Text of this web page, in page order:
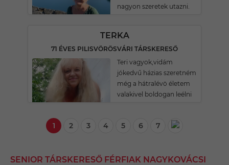
nagyon szeretek utazni.
TERKA
71 ÉVES PILISVÖRÖSVÁRI TÁRSKERESŐ
Teri vagyok,vidám
jókedvű házias szeretném
még a hátralévö életem
valakivel boldogan leélni
1 2 3 4 5 6 7
SENIOR TÁRSKERESŐ FÉRFIAK NAGYKOVÁCSI